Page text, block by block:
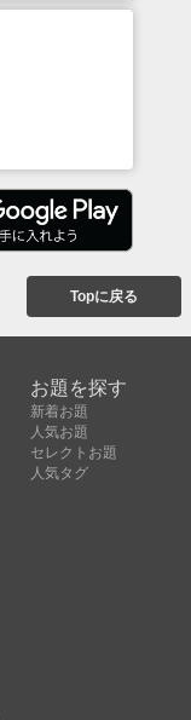
Topに戻る
お題を探す
新着お題
人気お題
セレクトお題
人気タグ